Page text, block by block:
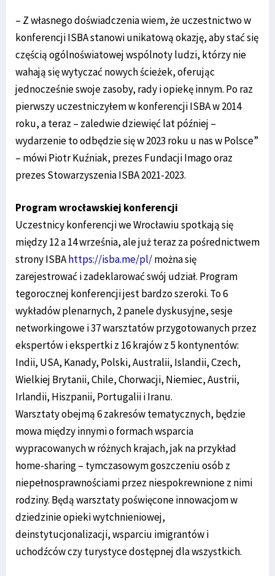
– Z własnego doświadczenia wiem, że uczestnictwo w
konferencji ISBA stanowi unikatową okazję, aby stać się
częścią ogólnoświatowej wspólnoty ludzi, którzy nie
wahają się wytyczać nowych ścieżek, oferując
jednocześnie swoje zasoby, rady i opiekę innym. Po raz
pierwszy uczestniczyłem w konferencji ISBA w 2014
roku, a teraz – zaledwie dziewięć lat później –
wydarzenie to odbędzie się w 2023 roku u nas w Polsce”
– mówi Piotr Kuźniak, prezes Fundacji Imago oraz
prezes Stowarzyszenia ISBA 2021-2023.
Program wrocławskiej konferencji
Uczestnicy konferencji we Wrocławiu spotkają się
między 12 a 14 września, ale już teraz za pośrednictwem
strony ISBAhttps://isba.me/pl/można się
zarejestrować i zadeklarować swój udział. Program
tegorocznej konferencji jest bardzo szeroki. To 6
wykładów plenarnych, 2 panele dyskusyjne, sesje
networkingowe i 37 warsztatów przygotowanych przez
ekspertów i ekspertki z 16 krajów z 5 kontynentów:
Indii, USA, Kanady, Polski, Australii, Islandii, Czech,
Wielkiej Brytanii, Chile, Chorwacji, Niemiec, Austrii,
Irlandii, Hiszpanii, Portugalii i Iranu.
Warsztaty obejmą 6 zakresów tematycznych, będzie
mowa między innymi o formach wsparcia
wypracowanych w różnych krajach, jak na przykład
home-sharing – tymczasowym goszczeniu osób z
niepełnosprawnościami przez niespokrewnione z nimi
rodziny. Będą warsztaty poświęcone innowacjom w
dziedzinie opieki wytchnieniowej,
deinstytucjonalizacji, wsparciu imigrantów i
uchodźców czy turystyce dostępnej dla wszystkich.